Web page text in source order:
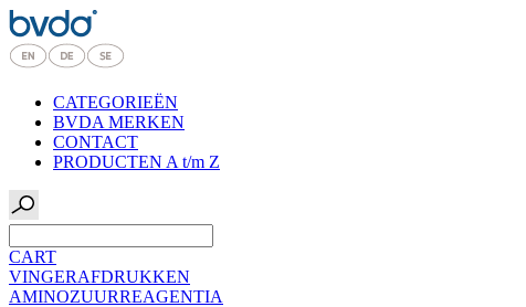
CATEGORIEËN
BVDA MERKEN
CONTACT
PRODUCTEN A t/m Z
CART
VINGERAFDRUKKEN
AMINOZUURREAGENTIA